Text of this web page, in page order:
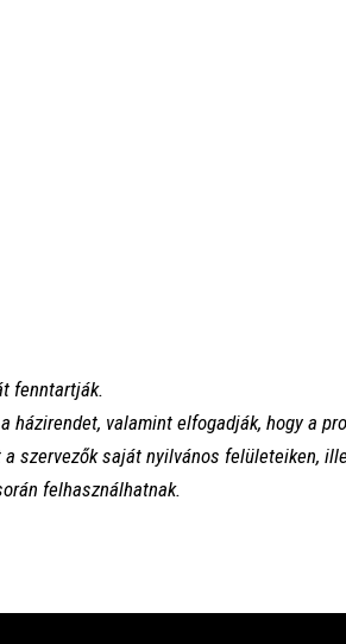
fenntartják.
házirendet, valamint elfogadják, hogy a
szervezők saját nyilvános felületeiken,
felhasználhatnak.